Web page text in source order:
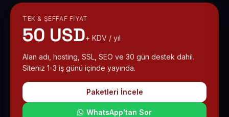
TEK & ŞEFFAF FIYAT
50 USD+ KDV / yıl
Alan adı, hosting, SSL, SEO ve 30 gün destek dahil.
Siteniz 1-3 iş günü içinde yayında.
Paketleri İncele
WhatsApp'tan Sor